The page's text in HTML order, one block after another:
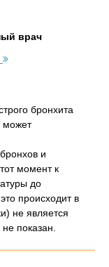
врач
бронхита
может
и
момент к
до
происходит в
не является
показан.